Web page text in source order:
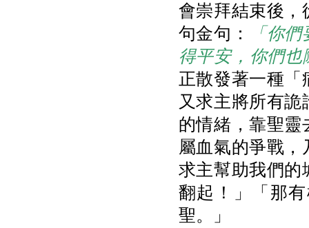
會崇拜結束後，
句金句：
「你
得平安，你們
正散發著一種「
又求主將所有
的情緒，靠聖靈
屬血氣的爭戰
求主幫助我們的
翻起！」「那
聖。」